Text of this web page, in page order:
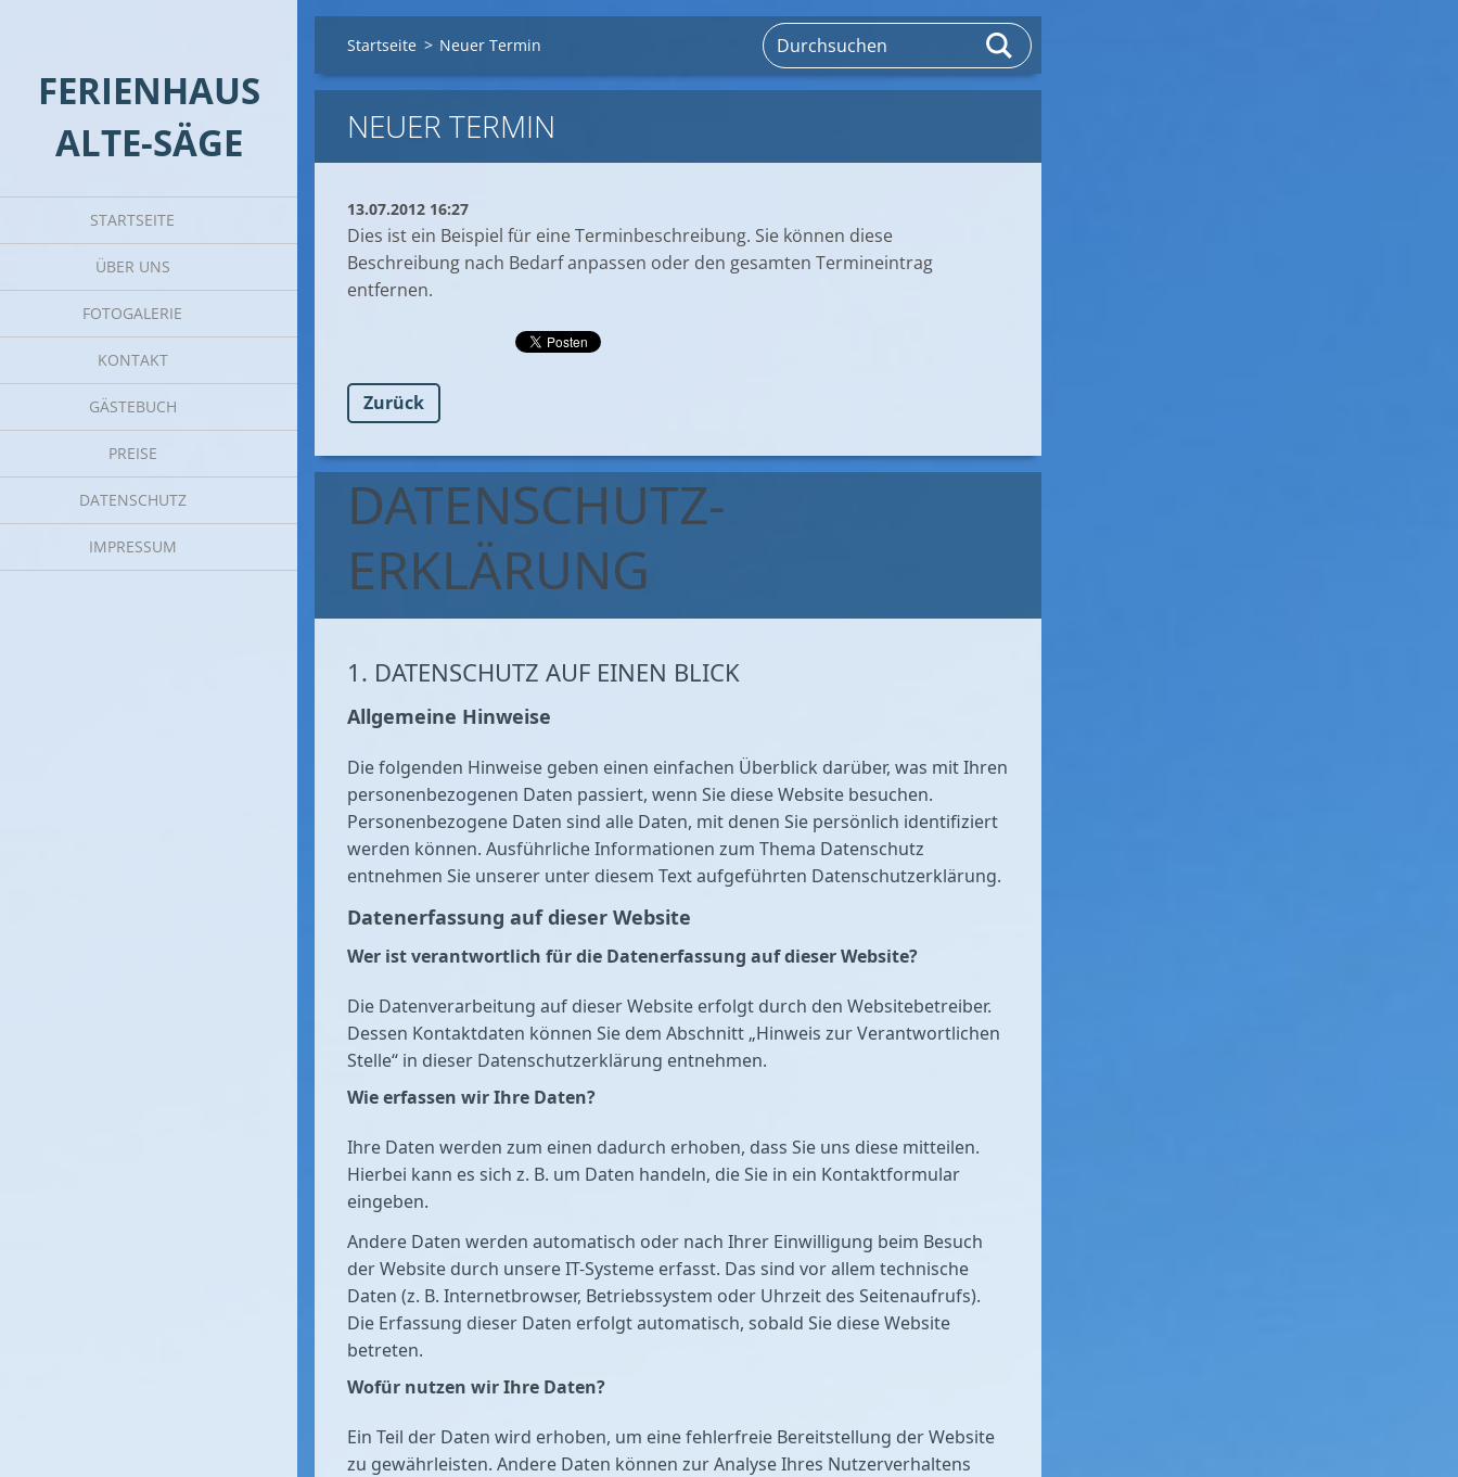
FERIENHAUS
ALTE-SÄGE
STARTSEITE
ÜBER UNS
FOTOGALERIE
KONTAKT
GÄSTEBUCH
PREISE
DATENSCHUTZ
IMPRESSUM
Startseite > Neuer Termin
NEUER TERMIN
13.07.2012 16:27
Dies ist ein Beispiel für eine Terminbeschreibung. Sie können diese
Beschreibung nach Bedarf anpassen oder den gesamten Termineintrag
entfernen.
Zurück
DATENSCHUTZ­
ERKLÄRUNG
1. DATENSCHUTZ AUF EINEN BLICK
Allgemeine Hinweise
Die folgenden Hinweise geben einen einfachen Überblick darüber, was mit Ihren
personenbezogenen Daten passiert, wenn Sie diese Website besuchen.
Personenbezogene Daten sind alle Daten, mit denen Sie persönlich identifiziert
werden können. Ausführliche Informationen zum Thema Datenschutz
entnehmen Sie unserer unter diesem Text aufgeführten Datenschutzerklärung.
Datenerfassung auf dieser Website
Wer ist verantwortlich für die Datenerfassung auf dieser Website?
Die Datenverarbeitung auf dieser Website erfolgt durch den Websitebetreiber.
Dessen Kontaktdaten können Sie dem Abschnitt „Hinweis zur Verantwortlichen
Stelle“ in dieser Datenschutzerklärung entnehmen.
Wie erfassen wir Ihre Daten?
Ihre Daten werden zum einen dadurch erhoben, dass Sie uns diese mitteilen.
Hierbei kann es sich z. B. um Daten handeln, die Sie in ein Kontaktformular
eingeben.
Andere Daten werden automatisch oder nach Ihrer Einwilligung beim Besuch
der Website durch unsere IT-Systeme erfasst. Das sind vor allem technische
Daten (z. B. Internetbrowser, Betriebssystem oder Uhrzeit des Seitenaufrufs).
Die Erfassung dieser Daten erfolgt automatisch, sobald Sie diese Website
betreten.
Wofür nutzen wir Ihre Daten?
Ein Teil der Daten wird erhoben, um eine fehlerfreie Bereitstellung der Website
zu gewährleisten. Andere Daten können zur Analyse Ihres Nutzerverhaltens